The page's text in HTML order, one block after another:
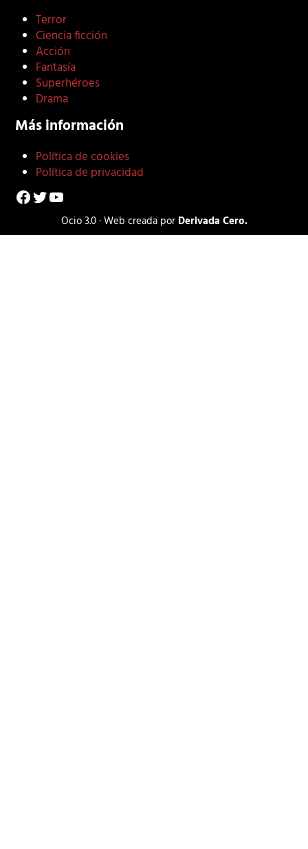
Terror
Ciencia ficción
Acción
Fantasía
Superhéroes
Drama
Más información
Política de cookies
Política de privacidad
Facebook
Twitter
YouTube
Ocio 3.0 · Web creada por Derivada Cero.